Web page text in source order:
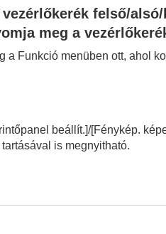
közben
vezérlőkerék felső/
meg a
a Funkció menüben ott, ahol
beállít.]/[Fénykép.
is megnyitható.